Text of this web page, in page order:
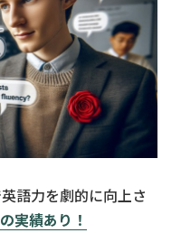
語力を劇的に向上さ
実績あり！